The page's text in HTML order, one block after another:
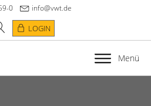
0 info@vwt.de
LOGIN
Menü